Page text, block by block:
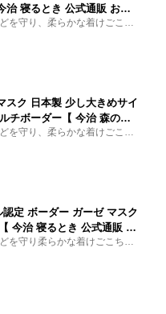
治 寝るとき 公式通販 おや
使える エコなマスク ガーゼ
きめ 大き目 洗濯 風邪 乾燥
を守り、柔らかな着けごこち
今治タオルのガーゼマスク 今
ク 保湿 安眠 日本製 綿100％ コ
スク 日本製 少し大きめサイ
チボーダー【 今治 森のマ
販 おやすみ 】洗って使える
ガーゼ 洗える 洗濯 風邪
を守り、柔らかな着けごこち
今治タオルのガーゼマスク 今
ク 保湿 安眠 日本製 綿100％ コ
認定 ボーダー ガーゼ マスク
今治 寝るとき 公式通販 お
オルメーカー が作ったやわ
洗って使える エコなマスク
を守り柔らかな着けごこちに
治タオルのガーゼマスク 今治
保湿 安眠 日本製 綿100％ コッ